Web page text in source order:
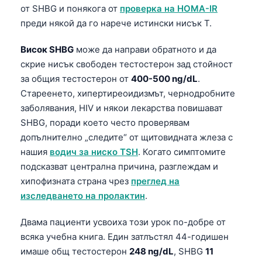
от SHBG и понякога от проверка на HOMA-IR
преди някой да го нарече истински нисък Т.
Висок SHBG може да направи обратното и да
скрие нисък свободен тестостерон зад стойност
за общия тестостерон от 400-500 ng/dL.
Стареенето, хипертиреоидизмът, чернодробните
заболявания, HIV и някои лекарства повишават
SHBG, поради което често проверявам
допълнително „следите“ от щитовидната жлеза с
нашия водич за ниско TSH. Когато симптомите
подсказват централна причина, разглеждам и
хипофизната страна чрез преглед на
изследването на пролактин.
Двама пациенти усвоиха този урок по-добре от
всяка учебна книга. Един затлъстял 44-годишен
имаше общ тестостерон 248 ng/dL, SHBG 11
Basa Jawa
Cebuano
Кыргызча
Татар теле
Беларуская мова
Esperanto
Ślōnskŏ gŏdka
Norsk bokmål